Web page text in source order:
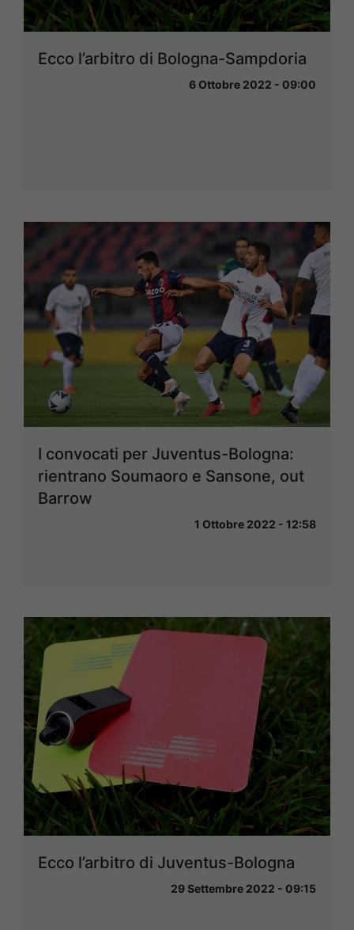
Ecco l’arbitro di Bologna-Sampdoria
6 Ottobre 2022 - 09:00
I convocati per Juventus-Bologna:
rientrano Soumaoro e Sansone, out
Barrow
1 Ottobre 2022 - 12:58
Ecco l’arbitro di Juventus-Bologna
29 Settembre 2022 - 09:15